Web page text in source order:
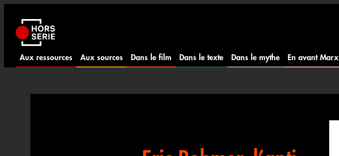
contenu
Aux ressources Aux sources Dans le film Dans le texte Dans le mythe En avant Marx